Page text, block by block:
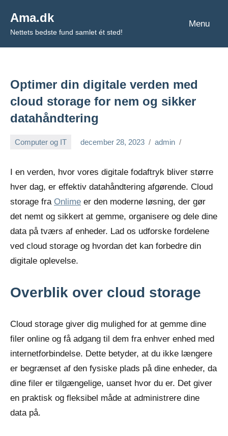
indhold
Ama.dk
Nettets bedste fund samlet ét sted!
Menu
Optimer din digitale verden med
cloud storage for nem og sikker
datahåndtering
Computer og IT december 28, 2023 admin
I en verden, hvor vores digitale fodaftryk bliver større
hver dag, er effektiv datahåndtering afgørende. Cloud
storage fra Onlime er den moderne løsning, der gør
det nemt og sikkert at gemme, organisere og dele dine
data på tværs af enheder. Lad os udforske fordelene
ved cloud storage og hvordan det kan forbedre din
digitale oplevelse.
Overblik over cloud storage
Cloud storage giver dig mulighed for at gemme dine
filer online og få adgang til dem fra enhver enhed med
internetforbindelse. Dette betyder, at du ikke længere
er begrænset af den fysiske plads på dine enheder, da
dine filer er tilgængelige, uanset hvor du er. Det giver
en praktisk og fleksibel måde at administrere dine
data på.